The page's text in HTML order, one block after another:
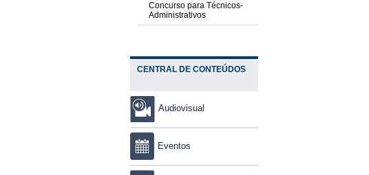
Concurso para Técnicos-
Administrativos
CENTRAL DE CONTEÚDOS
Audiovisual
Eventos